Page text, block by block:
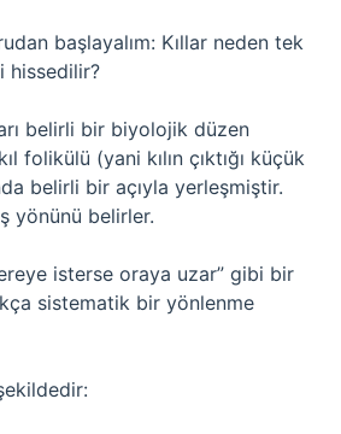
başlayalım: Kıllar neden tek
hissedilir?
belirli bir biyolojik düzen
folikülü (yani kılın çıktığı küçük
belirli bir açıyla yerleşmiştir.
yönünü belirler.
isterse oraya uzar” gibi bir
sistematik bir yönlenme